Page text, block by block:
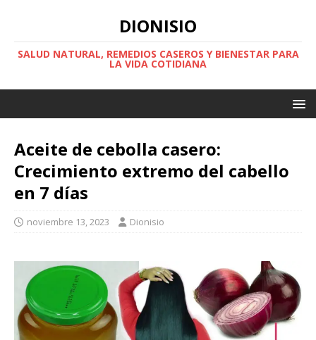
DIONISIO
SALUD NATURAL, REMEDIOS CASEROS Y BIENESTAR PARA
LA VIDA COTIDIANA
Aceite de cebolla casero:
Crecimiento extremo del cabello
en 7 días
noviembre 13, 2023 Dionisio